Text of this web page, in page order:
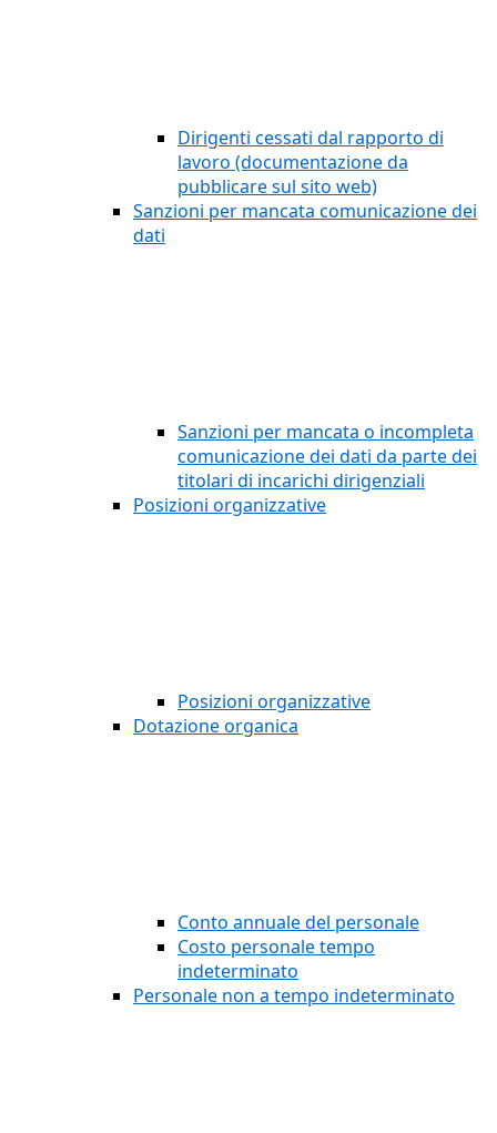
Dirigenti cessati dal rapporto di
lavoro (documentazione da
pubblicare sul sito web)
Sanzioni per mancata comunicazione dei
dati
Sanzioni per mancata o incompleta
comunicazione dei dati da parte dei
titolari di incarichi dirigenziali
Posizioni organizzative
Posizioni organizzative
Dotazione organica
Conto annuale del personale
Costo personale tempo
indeterminato
Personale non a tempo indeterminato